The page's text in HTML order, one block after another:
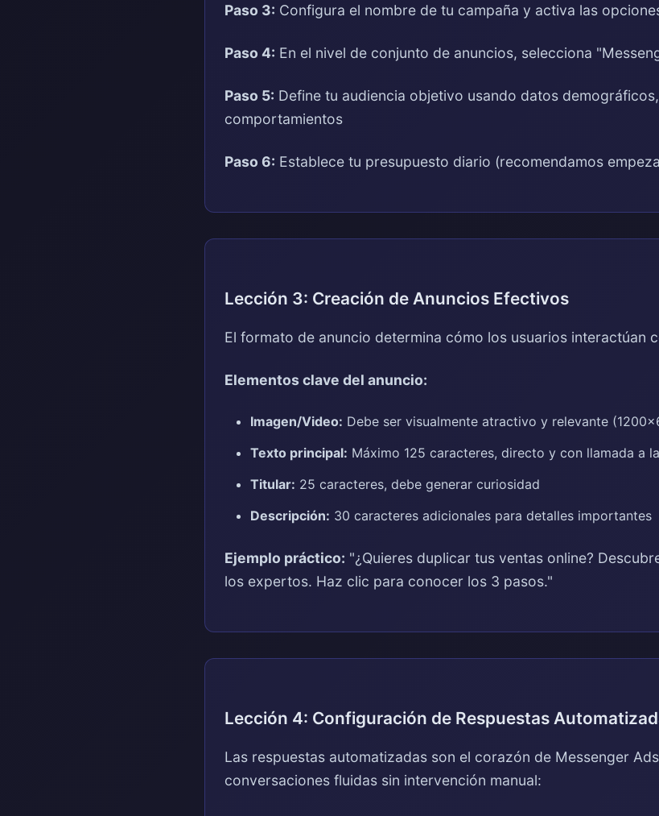
Paso 3: Configura el nombre de tu campaña y activa las
Paso 4: En el nivel de conjunto de anuncios, selecciona
Paso 5: Define tu audiencia objetivo usando datos
comportamientos
Paso 6: Establece tu presupuesto diario (recomendamos
Lección 3: Creación de Anuncios Efectivos
El formato de anuncio determina cómo los usuarios interactúan
Elementos clave del anuncio:
Imagen/Video: Debe ser visualmente atractivo y relevante
Texto principal: Máximo 125 caracteres, directo y con llamada a
Titular: 25 caracteres, debe generar curiosidad
Descripción: 30 caracteres adicionales para detalles importantes
Ejemplo práctico: "¿Quieres duplicar tus ventas online?
los expertos. Haz clic para conocer los 3 pasos."
Lección 4: Configuración de Respuestas
Las respuestas automatizadas son el corazón de Messenger
conversaciones fluidas sin intervención manual: